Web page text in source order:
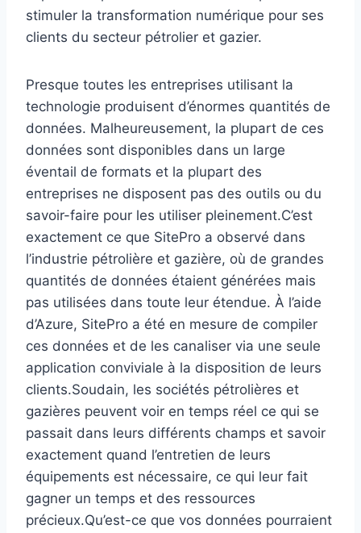
stimuler la transformation numérique pour ses
clients du secteur pétrolier et gazier.
Presque toutes les entreprises utilisant la
technologie produisent d’énormes quantités de
données. Malheureusement, la plupart de ces
données sont disponibles dans un large
éventail de formats et la plupart des
entreprises ne disposent pas des outils ou du
savoir-faire pour les utiliser pleinement.C’est
exactement ce que SitePro a observé dans
l’industrie pétrolière et gazière, où de grandes
quantités de données étaient générées mais
pas utilisées dans toute leur étendue. À l’aide
d’Azure, SitePro a été en mesure de compiler
ces données et de les canaliser via une seule
application conviviale à la disposition de leurs
clients.Soudain, les sociétés pétrolières et
gazières peuvent voir en temps réel ce qui se
passait dans leurs différents champs et savoir
exactement quand l’entretien de leurs
équipements est nécessaire, ce qui leur fait
gagner un temps et des ressources
précieux.Qu’est-ce que vos données pourraient